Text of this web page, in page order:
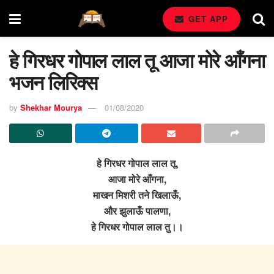
GET APP
हे गिरधर गोपाल लाल तू आजा मोरे आँगना
भजन लिरिक्स
by Shekhar Mourya 01/08/2020
हे गिरधर गोपाल लाल तू,
आजा मोरे आँगना,
माखन मिशरी तने खिलाऊँ,
और झुलाऊँ पालणा,
हे गिरधर गोपाल लाल तु।।